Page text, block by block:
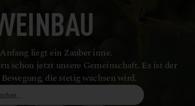
liegt ein Zauber inne.
schon jetzt unsere Gemeinschaft. Es ist der
die stetig wachsen wird.